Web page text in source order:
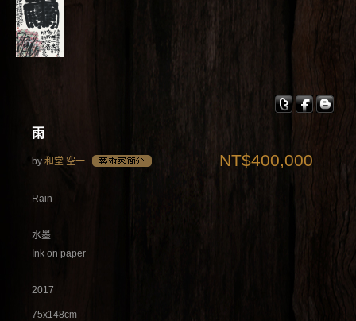
雨
by 和堂 空一 NT$400,000
Rain
水墨
Ink on paper
2017
75x148cm